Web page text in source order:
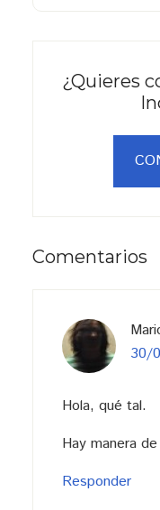
¿Quieres
lectores
Comentarios
30/
Hola, qué tal.
Hay manera
Responder